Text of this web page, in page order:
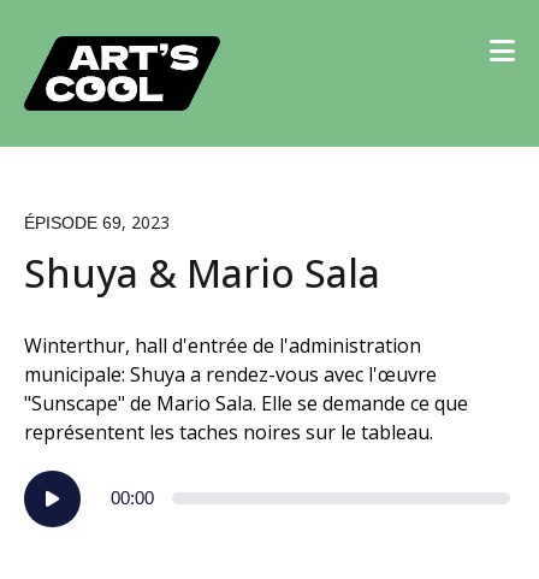
ÉPISODE 69, 2023
Shuya & Mario Sala
Winterthur, hall d'entrée de l'administration
municipale: Shuya a rendez-vous avec l'œuvre
"Sunscape" de Mario Sala. Elle se demande ce que
représentent les taches noires sur le tableau.
Lecteur
audio
00:00